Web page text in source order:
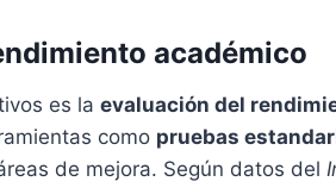
académico
es la evaluación del
como pruebas
de mejora. Según datos del